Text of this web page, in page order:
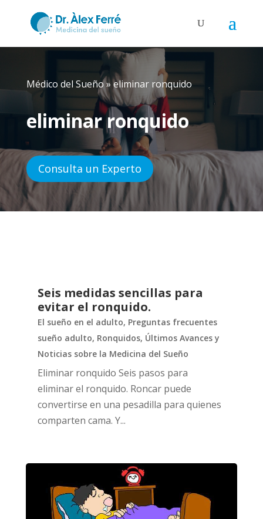
Médico del Sueño»eliminar ronquido
eliminar ronquido
Consulta un Experto
Seis medidas sencillas para
evitar el ronquido.
El sueño en el adulto, Preguntas frecuentes
sueño adulto, Ronquidos, Últimos Avances y
Noticias sobre la Medicina del Sueño
Eliminar ronquido Seis pasos para
eliminar el ronquido. Roncar puede
convertirse en una pesadilla para quienes
comparten cama. Y...